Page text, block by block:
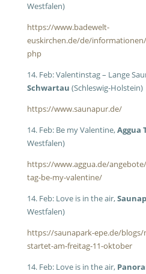
Westfalen)
https://www.badewelt-
euskirchen.de/de/
php
14. Feb: Valentinstag – Lange
Schwartau (Schleswig-Holstein)
https://www.saunapur.de/
14. Feb: Be my Valentine,Aggua
Westfalen)
https://www.aggua.de/
tag-be-my-valentine/
14. Feb: Love is in the air,
Westfalen)
https://saunapark-epe.de/
startet-am-freitag-11-oktober
14. Feb: Love is in the air,